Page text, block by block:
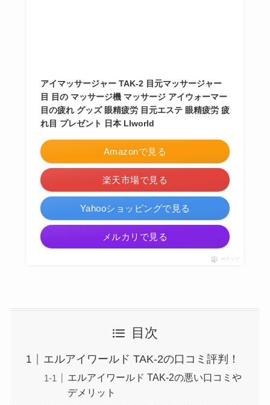
アイマッサージャー TAK-2 目元マッサージャー
目 目の マッサージ機 マッサージ アイウォーマー
目の疲れ グッズ 眼精疲労 目元エステ 眼精疲労 疲
れ目 プレゼント 日本 LIworld
Amazonで見る
楽天市場で見る
Yahooショッピングで見る
メルカリで見る
ポチップ
目次
エルアイワールド TAK-2の口コミ評判！
エルアイワールド TAK-2の悪い口コミや
デメリット